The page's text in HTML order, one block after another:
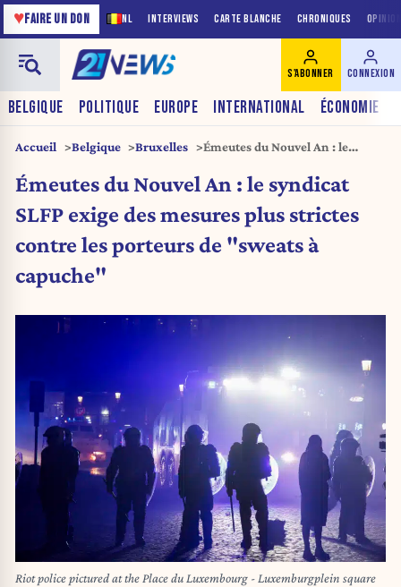
NL INTERVIEWS CARTE BLANCHE CHRONIQUES
♥FAIRE UN DON
BELGIQUE POLITIQUE EUROPE INTERNATIONAL ÉCONOMIE
S'ABONNER CONNEXION
Accueil Belgique Bruxelles
Émeutes du Nouvel An : le
plus strictes contre les porteurs
de « sweats à capuche »
Émeutes du Nouvel An : le syndicat
SLFP exige des mesures plus strictes
contre les porteurs de "sweats à
capuche"
Riot police pictured at the Place du Luxembourg - Luxemburgplein square